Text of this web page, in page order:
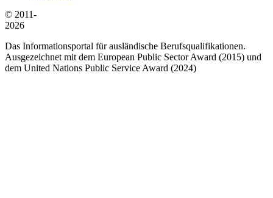
© 2011-
2026
Das Informationsportal für ausländische Berufsqualifikationen.
Ausgezeichnet mit dem European Public Sector Award (2015) und
dem United Nations Public Service Award (2024)